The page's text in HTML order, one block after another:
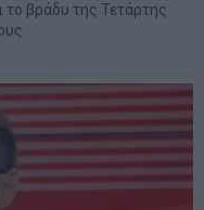
το βράδυ της Τετάρτης